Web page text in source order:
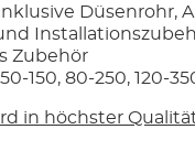
Düsenrohr,
Zubehör
150, 80-250, 120-
in höchster